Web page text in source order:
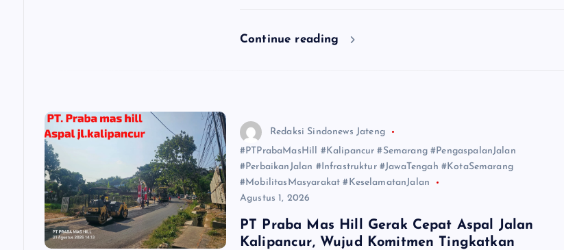
Continue reading
Redaksi Sindonews Jateng
#PTPrabaMasHill #Kalipancur #Semarang #PengaspalanJalan
#PerbaikanJalan #Infrastruktur #JawaTengah #KotaSemarang
#MobilitasMasyarakat #KeselamatanJalan
Agustus 1, 2026
PT Praba Mas Hill Gerak Cepat Aspal Jalan
Kalipancur, Wujud Komitmen Tingkatkan